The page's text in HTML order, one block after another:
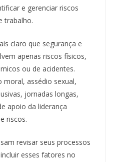
e gerenciar riscos
trabalho.
claro que segurança e
apenas riscos físicos,
ou de acidentes.
assédio sexual,
jornadas longas,
apoio da liderança
riscos.
revisar seus processos
esses fatores no